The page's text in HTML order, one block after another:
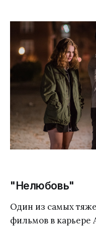
"Нелюбовь"
Один из самых
фильмов в карьере